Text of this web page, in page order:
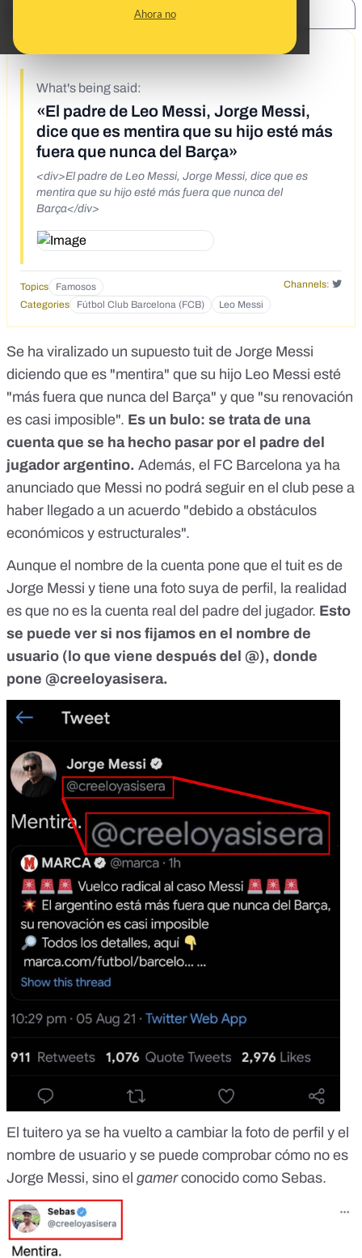
Ahora no
8/5/21
What's being said:
«El padre de Leo Messi, Jorge Messi,
dice que es mentira que su hijo esté más
fuera que nunca del Barça»
<div>El padre de Leo Messi, Jorge Messi, dice que es
mentira que su hijo esté más fuera que nunca del
Barça</div>
Topics Famosos
Channels:
Categories
Fútbol Club Barcelona (FCB) Leo Messi
Se ha viralizado un supuesto tuit de Jorge Messi
diciendo que es "mentira" que su hijo Leo Messi esté
"más fuera que nunca del Barça" y que "su renovación
es casi imposible". Es un bulo: se trata de una
cuenta que se ha hecho pasar por el padre del
jugador argentino. Además, el FC Barcelona ya ha
anunciado que Messi no podrá seguir en el club pese a
haber llegado a un acuerdo "debido a obstáculos
económicos y estructurales".
Aunque el nombre de la cuenta pone que el tuit es de
Jorge Messi y tiene una foto suya de perfil, la realidad
es que no es la cuenta real del padre del jugador. Esto
se puede ver si nos fijamos en el nombre de
usuario (lo que viene después del @), donde
pone @creeloyasisera.
El tuitero ya se ha vuelto a cambiar la foto de perfil y el
nombre de usuario y se puede comprobar cómo no es
Jorge Messi, sino el gamerconocido como Sebas.